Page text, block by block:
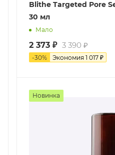
Blithe Targeted Pore
30 мл
Мало
2 373 ₽ 3 390 ₽
-30% Экономия 1 017 ₽
Новинка